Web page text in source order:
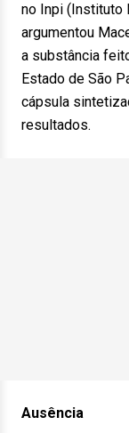
no Inpi (Instituto
argumentou
a substância
Estado de São
cápsula
resultados.
Ausência